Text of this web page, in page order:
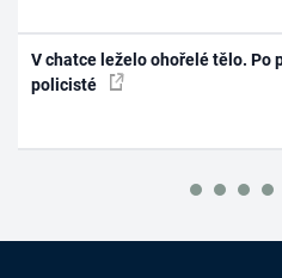
V chatce leželo ohořelé tělo. Po
policisté